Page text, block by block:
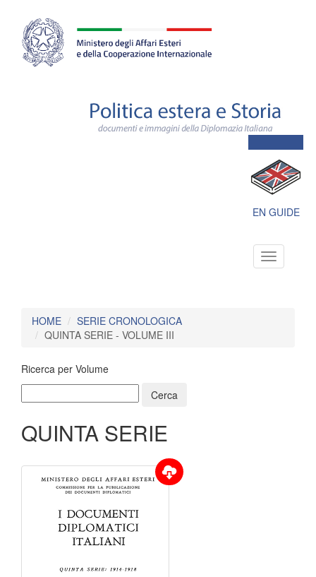
e
EN GUIDE
Toggle
navigation
HOME
SERIE CRONOLOGICA
QUINTA SERIE - VOLUME III
Ricerca per Volume
QUINTA SERIE